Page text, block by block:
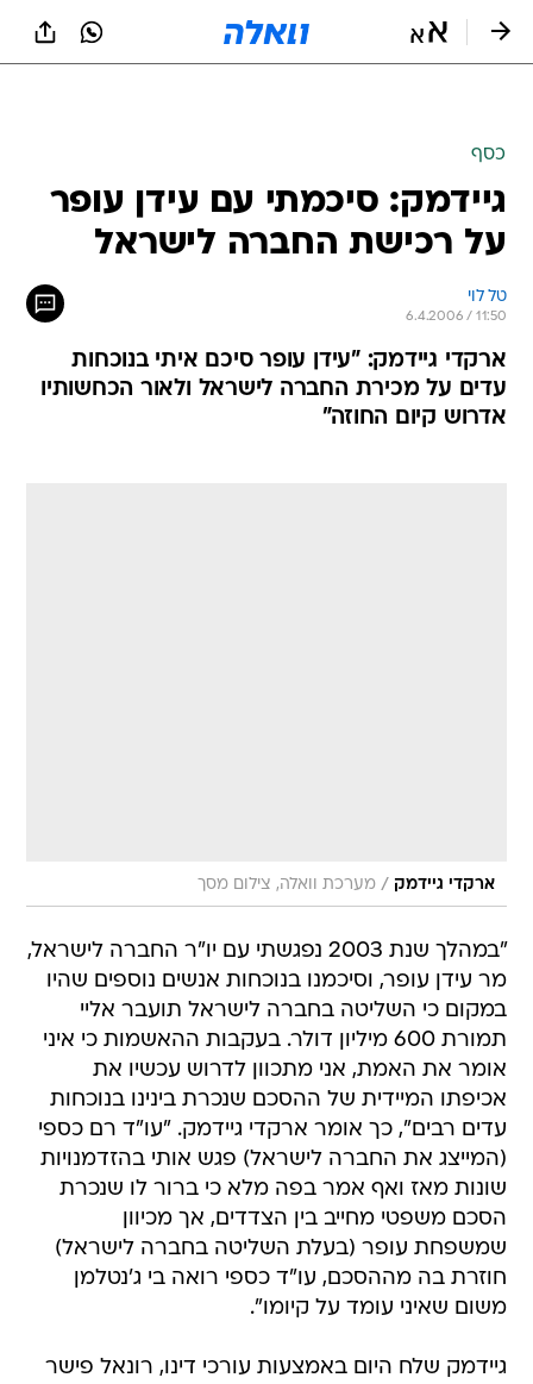
כסף
גיידמק: סיכמתי עם עידן עופר
על רכישת החברה לישראל
טל לוי
6.4.2006 / 11:50
ארקדי גיידמק: "עידן עופר סיכם איתי בנוכחות
עדים על מכירת החברה לישראל ולאור הכחשותיו
אדרוש קיום החוזה"
ארקדי גיידמק / מערכת וואלה, צילום מסך
"במהלך שנת 2003 נפגשתי עם יו"ר החברה לישראל,
מר עידן עופר, וסיכמנו בנוכחות אנשים נוספים שהיו
במקום כי השליטה בחברה לישראל תועבר אליי
תמורת 600 מיליון דולר. בעקבות ההאשמות כי איני
אומר את האמת, אני מתכוון לדרוש עכשיו את
אכיפתו המיידית של ההסכם שנכרת בינינו בנוכחות
עדים רבים", כך אומר ארקדי גיידמק. "עו"ד רם כספי
(המייצג את החברה לישראל) פגש אותי בהזדמנויות
שונות מאז ואף אמר בפה מלא כי ברור לו שנכרת
הסכם משפטי מחייב בין הצדדים, אך מכיוון
שמשפחת עופר (בעלת השליטה בחברה לישראל)
חוזרת בה מההסכם, עו"ד כספי רואה בי ג'נטלמן
משום שאיני עומד על קיומו".
גיידמק שלח היום באמצעות עורכי דינו, רונאל פישר